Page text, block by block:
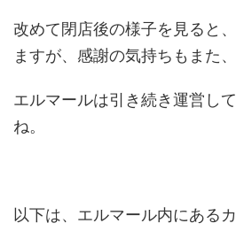
改めて閉店後の様子を見ると
ますが、感謝の気持ちもまた
エルマールは引き続き運営し
ね。
以下は、エルマール内にある